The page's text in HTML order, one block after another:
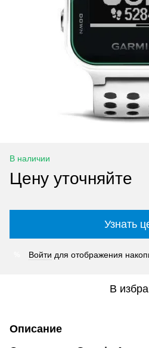
В наличии
Цену уточняйте
Узнать
Войти для отображения
В
Описание